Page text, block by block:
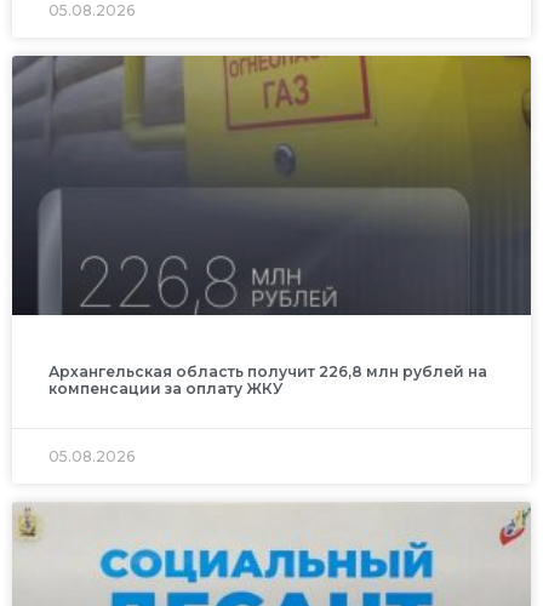
05.08.2026
Архангельская область получит 226,8 млн рублей на
компенсации за оплату ЖКУ
05.08.2026